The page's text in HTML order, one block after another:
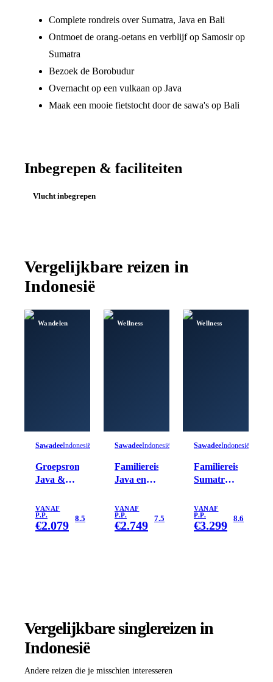
Complete rondreis over Sumatra, Java en Bali
Ontmoet de orang-oetans en verblijf op Samosir op
Sumatra
Bezoek de Borobudur
Overnacht op een vulkaan op Java
Maak een mooie fietstocht door de sawa's op Bali
Inbegrepen & faciliteiten
Vlucht inbegrepen
Vergelijkbare reizen in
Indonesië
Wandelen
SawadeeIndonesië
Groepsrondreis
Java &
Hoogtepunten
VANAF
P.P.
€2.079 8.5
Wellness
SawadeeIndonesië
Familiereis
Java en
VANAF
P.P.
€2.749 7.5
Wellness
SawadeeIndonesië
Familiereis
Sumatra,
Bali
VANAF
P.P.
€3.299 8.6
Vergelijkbare singlereizen in
Indonesië
Andere reizen die je misschien interesseren